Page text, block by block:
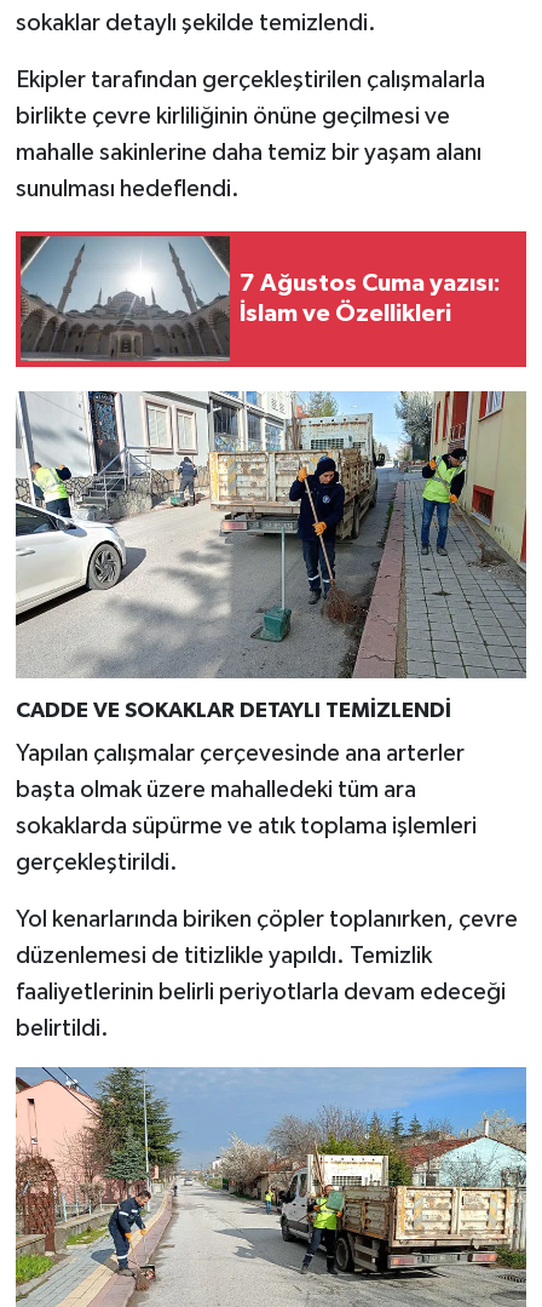
sokaklar detaylı şekilde temizlendi.
Ekipler tarafından gerçekleştirilen çalışmalarla
birlikte çevre kirliliğinin önüne geçilmesi ve
mahalle sakinlerine daha temiz bir yaşam alanı
sunulması hedeflendi.
7 Ağustos Cuma yazısı:
İslam ve Özellikleri
CADDE VE SOKAKLAR DETAYLI TEMİZLENDİ
Yapılan çalışmalar çerçevesinde ana arterler
başta olmak üzere mahalledeki tüm ara
sokaklarda süpürme ve atık toplama işlemleri
gerçekleştirildi.
Yol kenarlarında biriken çöpler toplanırken, çevre
düzenlemesi de titizlikle yapıldı. Temizlik
faaliyetlerinin belirli periyotlarla devam edeceği
belirtildi.
Kültür Sanat
Kütahya
Magazin
Pazarlar
Politika
Resmi İlan
Rüya Tabirleri
Sağlık
Şaphane
Simav
Siyaset
Spor
Tavşanlı
Türkiye
Video Galeri
Yaşam
Yemek Tarifleri